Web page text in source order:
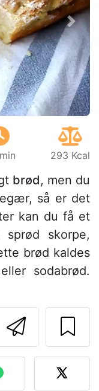
293 Kcal
brød, men du
så er det
kan du få et
skorpe,
brød kaldes
sodabrød.
Send
af denne